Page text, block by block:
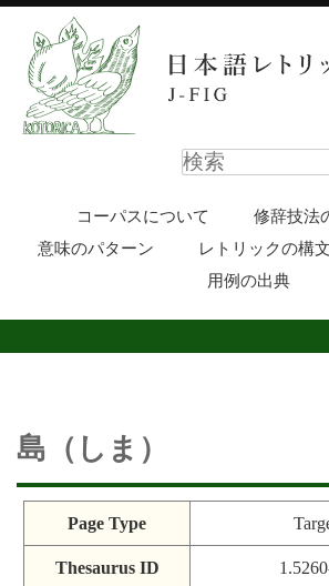
コーパスについて
修辞技法
意味のパターン
レトリックの構文
用例の出典
島（しま）
Page Type
Thesaurus ID